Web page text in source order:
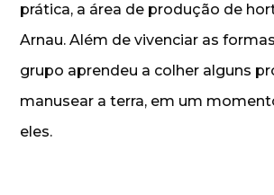
prática, a área de produção de
Arnau. Além de vivenciar as
grupo aprendeu a colher alguns
manusear a terra, em um
eles.